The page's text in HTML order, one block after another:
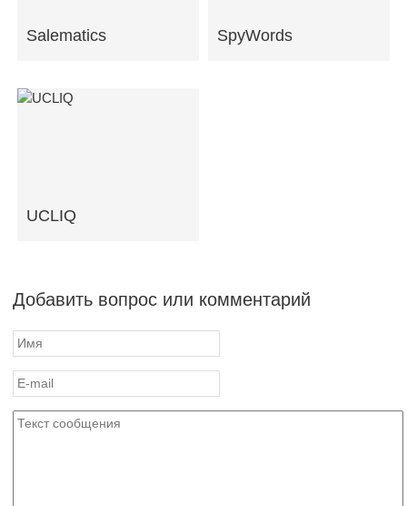
Salematics SpyWords
UCLIQ
Добавить вопрос или комментарий